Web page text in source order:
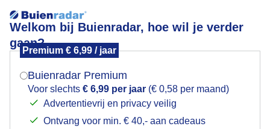
Welkom bij Buienradar, hoe wil je verder
gaan?
Premium € 6,99 / jaar
Buienradar Premium
Voor slechts € 6,99 per jaar (€ 0,58 per maand)
Advertentievrij en privacy veilig
Ontvang voor min. € 40,- aan cadeaus
Mooie wolkenluchten
Mogen we je locatie gebruiken voor het
Indien je hier nog geen akkoord op hebt gegeven,